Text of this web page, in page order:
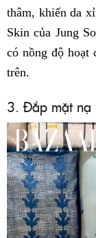
thâm, khiến da
Skin của Jung
có nồng độ hoạt
trên.
3. Đắp mặt nạ